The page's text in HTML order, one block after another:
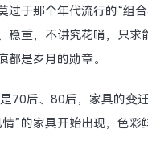
过于那个年代流行的“组
稳重，不讲究花哨，只
是岁月的勋章。
70后、80后，家具的变
”的家具开始出现，色